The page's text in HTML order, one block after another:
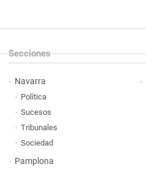
Secciones
Navarra
Política
Sucesos
Tribunales
Sociedad
Pamplona